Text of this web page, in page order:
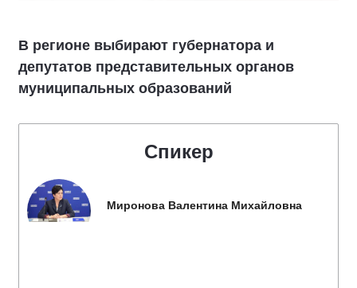
В регионе выбирают губернатора и
депутатов представительных органов
муниципальных образований
Спикер
Миронова Валентина Михайловна